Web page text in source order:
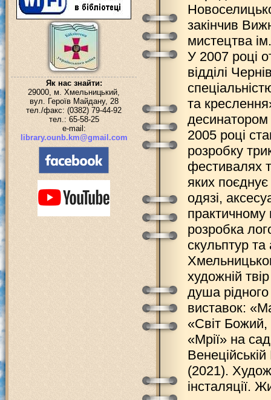
Як нас знайти:
29000, м. Хмельницький,
вул. Героїв Майдану, 28
тел./факс: (0382) 79-44-92
тел.: 65-58-25
e-mail:
library.ounb.km@gmail.com
закінчив
мистецтва
У 2007 році
відділі
та
2005 році
розробку
фестивалях
яких поєднує
одязі,
практичному
розробка
скульптур та
художній
душа рідного
виставок:
«Світ Божий,
«Мрії» на
(2021).
інсталяції.